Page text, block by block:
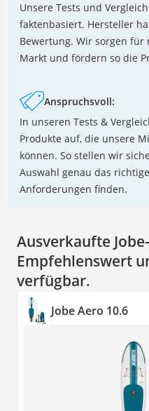
Unsere Tests und
faktenbasiert. Hersteller
Bewertung. Wir sorgen
Markt und fördern so die
Anspruchsvoll:
In unseren Tests &
Produkte auf, die unsere
können. So stellen wir
Auswahl genau das
Anforderungen finden.
Ausverkaufte
Empfehlenswert
verfügbar.
Jobe Aero 10.6